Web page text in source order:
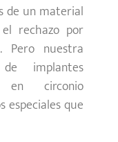
de un material
rechazo por
Pero nuestra
implantes
en circonio
especiales que